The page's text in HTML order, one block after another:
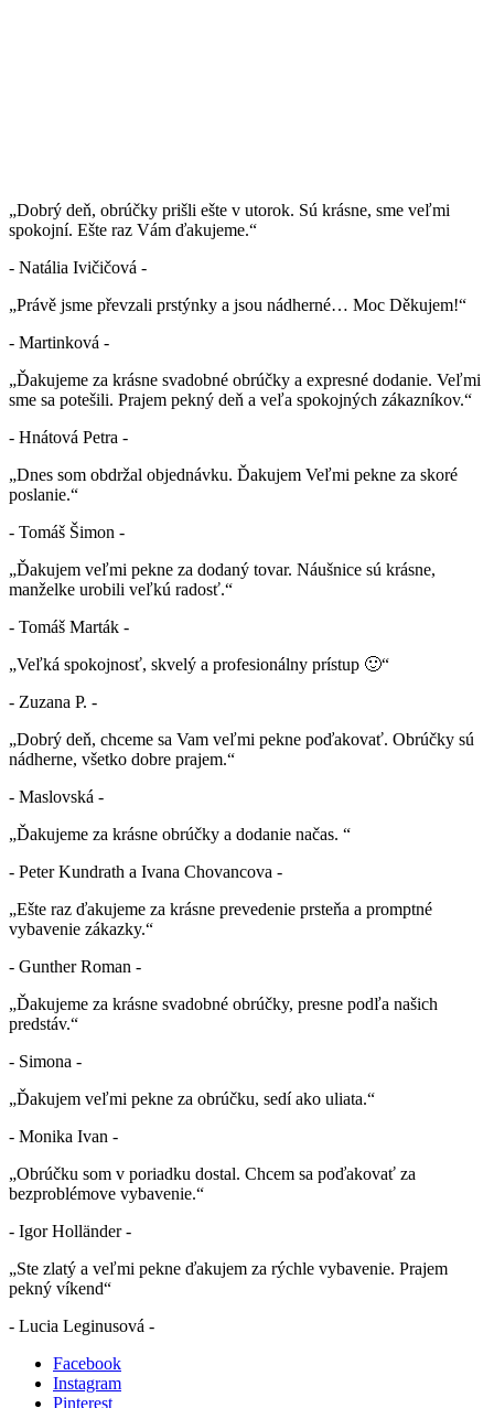
„Dobrý deň, obrúčky prišli ešte v utorok. Sú krásne, sme veľmi
spokojní. Ešte raz Vám ďakujeme.“
- Natália Ivičičová -
„Právě jsme převzali prstýnky a jsou nádherné… Moc Děkujem!“
- Martinková -
„Ďakujeme za krásne svadobné obrúčky a expresné dodanie. Veľmi
sme sa potešili. Prajem pekný deň a veľa spokojných zákazníkov.“
- Hnátová Petra -
„Dnes som obdržal objednávku. Ďakujem Veľmi pekne za skoré
poslanie.“
- Tomáš Šimon -
„Ďakujem veľmi pekne za dodaný tovar. Náušnice sú krásne,
manželke urobili veľkú radosť.“
- Tomáš Marták -
„Veľká spokojnosť, skvelý a profesionálny prístup 🙂“
- Zuzana P. -
„Dobrý deň, chceme sa Vam veľmi pekne poďakovať. Obrúčky sú
nádherne, všetko dobre prajem.“
- Maslovská -
„Ďakujeme za krásne obrúčky a dodanie načas. “
- Peter Kundrath a Ivana Chovancova -
„Ešte raz ďakujeme za krásne prevedenie prsteňa a promptné
vybavenie zákazky.“
- Gunther Roman -
„Ďakujeme za krásne svadobné obrúčky, presne podľa našich
predstáv.“
- Simona -
„Ďakujem veľmi pekne za obrúčku, sedí ako uliata.“
- Monika Ivan -
„Obrúčku som v poriadku dostal. Chcem sa poďakovať za
bezproblémove vybavenie.“
- Igor Holländer -
„Ste zlatý a veľmi pekne ďakujem za rýchle vybavenie. Prajem
pekný víkend“
- Lucia Leginusová -
Facebook
Instagram
Pinterest